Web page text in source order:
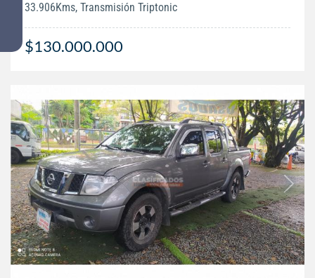
33.906Kms, Transmisión Triptonic
$130.000.000